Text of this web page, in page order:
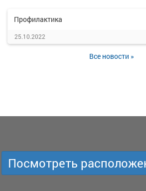
Профилактика
25.10.2022
Все новости »
Посмотреть